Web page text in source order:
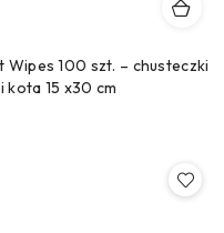
Wipes 100 szt. – chusteczki
kota 15 x30 cm